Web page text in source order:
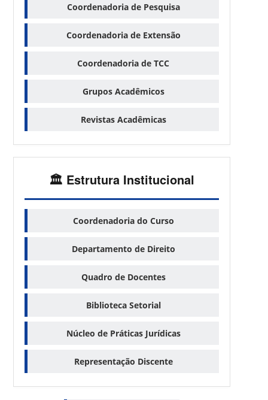
Coordenadoria de Pesquisa
Coordenadoria de Extensão
Coordenadoria de TCC
Grupos Acadêmicos
Revistas Acadêmicas
🏛️ Estrutura Institucional
Coordenadoria do Curso
Departamento de Direito
Quadro de Docentes
Biblioteca Setorial
Núcleo de Práticas Jurídicas
Representação Discente